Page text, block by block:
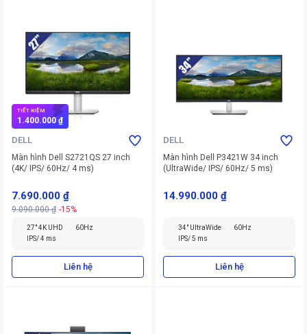
TIẾT KIỆM
1.400.000 ₫
DELL
Màn hình Dell S2721QS 27 inch
(4K/ IPS/ 60Hz/ 4 ms)
7.690.000 ₫
9.090.000 ₫ -15%
27" 4K UHD
60Hz
IPS/ 4 ms
Liên hệ
DELL
Màn hình Dell P3421W 34 inch
(UltraWide/ IPS/ 60Hz/ 5 ms)
14.990.000 ₫
34" UltraWide
60Hz
IPS/ 5 ms
Liên hệ